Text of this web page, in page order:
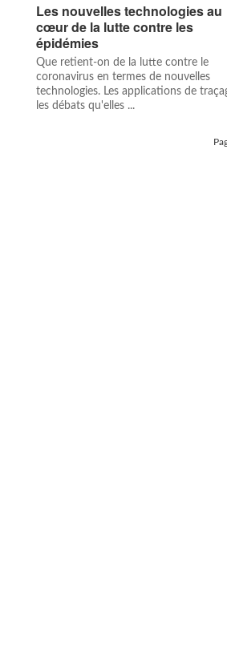
Les nouvelles technologies au
cœur de la lutte contre les
épidémies
Que retient-on de la lutte contre le
coronavirus en termes de nouvelles
technologies. Les applications de
les débats qu'elles ...